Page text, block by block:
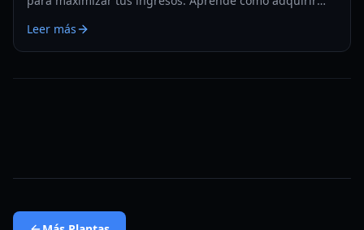
Fruta del Vacío para dominar las tablas de clasificación.
Leer más